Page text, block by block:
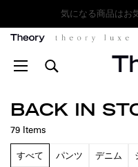
新商
BACK IN
79 Items
すべて パンツ デニム